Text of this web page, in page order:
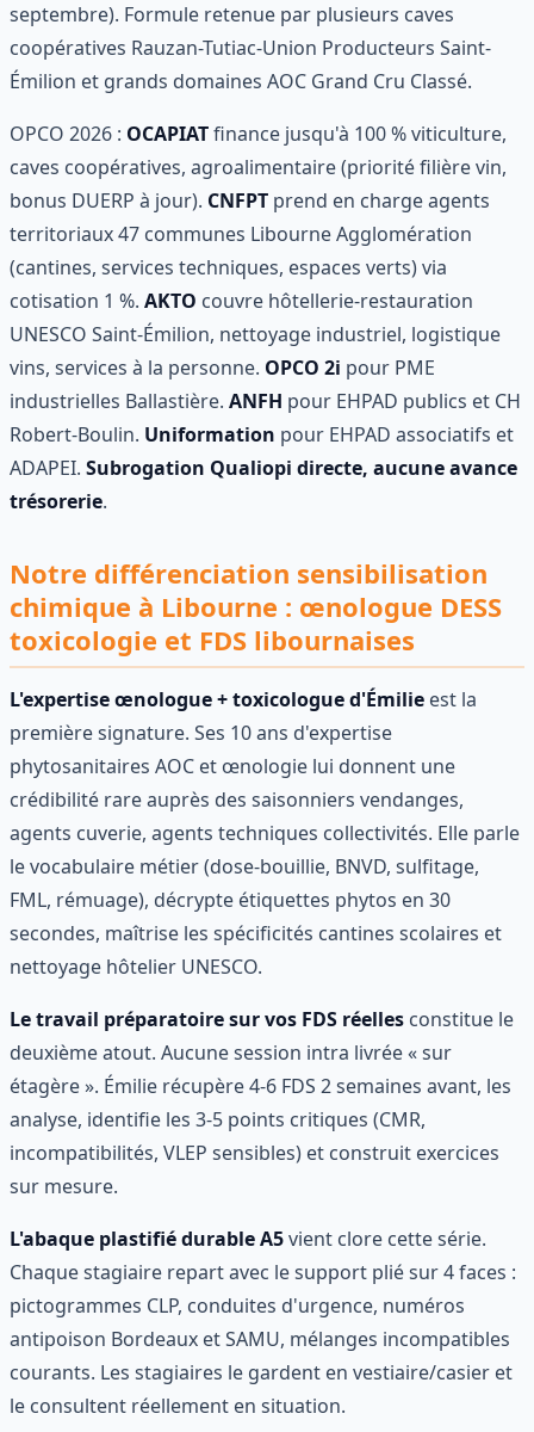
septembre). Formule retenue par plusieurs caves
coopératives Rauzan-Tutiac-Union Producteurs Saint-
Émilion et grands domaines AOC Grand Cru Classé.
OPCO 2026 : OCAPIATfinance jusqu'à 100 % viticulture,
caves coopératives, agroalimentaire (priorité filière vin,
bonus DUERP à jour). CNFPT prend en charge agents
territoriaux 47 communes Libourne Agglomération
(cantines, services techniques, espaces verts) via
cotisation 1 %. AKTO couvre hôtellerie-restauration
UNESCO Saint-Émilion, nettoyage industriel, logistique
vins, services à la personne. OPCO 2i pour PME
industrielles Ballastière. ANFH pour EHPAD publics et CH
Robert-Boulin. Uniformation pour EHPAD associatifs et
ADAPEI. Subrogation Qualiopi directe, aucune avance
trésorerie.
Notre différenciation sensibilisation
chimique à Libourne : œnologue DESS
toxicologie et FDS libournaises
L'expertise œnologue + toxicologue d'Émilie est la
première signature. Ses 10 ans d'expertise
phytosanitaires AOC et œnologie lui donnent une
crédibilité rare auprès des saisonniers vendanges,
agents cuverie, agents techniques collectivités. Elle parle
le vocabulaire métier (dose-bouillie, BNVD, sulfitage,
FML, rémuage), décrypte étiquettes phytos en 30
secondes, maîtrise les spécificités cantines scolaires et
nettoyage hôtelier UNESCO.
Le travail préparatoire sur vos FDS réelles constitue le
deuxième atout. Aucune session intra livrée « sur
étagère ». Émilie récupère 4-6 FDS 2 semaines avant, les
analyse, identifie les 3-5 points critiques (CMR,
incompatibilités, VLEP sensibles) et construit exercices
sur mesure.
L'abaque plastifié durable A5vient clore cette série.
Chaque stagiaire repart avec le support plié sur 4 faces :
pictogrammes CLP, conduites d'urgence, numéros
antipoison Bordeaux et SAMU, mélanges incompatibles
courants. Les stagiaires le gardent en vestiaire/casier et
le consultent réellement en situation.